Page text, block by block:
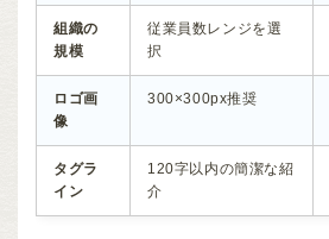
組織の
規模
従業員数レンジを選
択
ロゴ画
像
300×300px推奨
タグラ
イン
120字以内の簡潔な紹
介